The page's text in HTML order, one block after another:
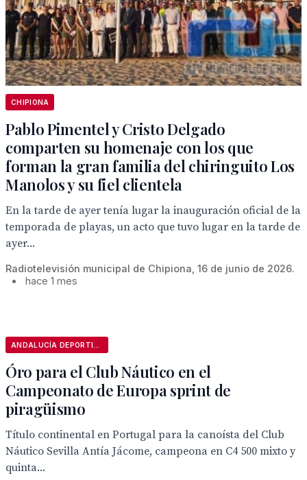
CHIPIONA
Pablo Pimentel y Cristo Delgado
comparten su homenaje con los que
forman la gran familia del chiringuito Los
Manolos y su fiel clientela
En la tarde de ayer tenía lugar la inauguración oficial de la
temporada de playas, un acto que tuvo lugar en la tarde de
ayer...
Radiotelevisión municipal de Chipiona, 16 de junio de 2026.
•
hace 1 mes
Óro para el Club Náutico en el
Campeonato de Europa sprint de
piragüismo
Título continental en Portugal para la canoísta del Club
Náutico Sevilla Antía Jácome, campeona en C4 500 mixto y
quinta...